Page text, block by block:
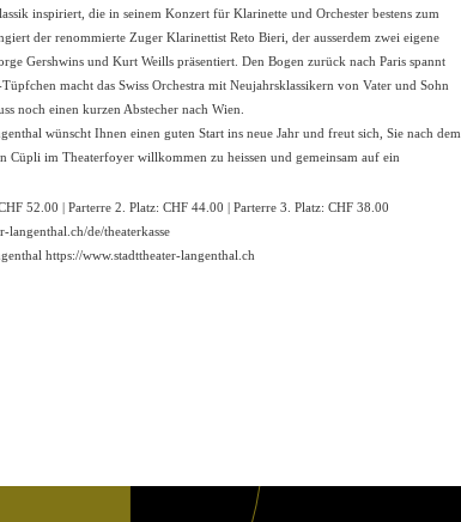
inspiriert, die in seinem Konzert für Klarinette und Orchester bestens zum
der renommierte Zuger Klarinettist Reto Bieri, der ausserdem zwei eigene
Gershwins und Kurt Weills präsentiert. Den Bogen zurück nach Paris spannt
macht das Swiss Orchestra mit Neujahrsklassikern von Vater und Sohn
noch einen kurzen Abstecher nach Wien.
wünscht Ihnen einen guten Start ins neue Jahr und freut sich, Sie nach dem
Cüpli im Theaterfoyer willkommen zu heissen und gemeinsam auf ein
52.00 | Parterre 2. Platz: CHF 44.00 | Parterre 3. Platz: CHF 38.00
langenthal.ch/de/theaterkasse
https://www.stadttheater-langenthal.ch